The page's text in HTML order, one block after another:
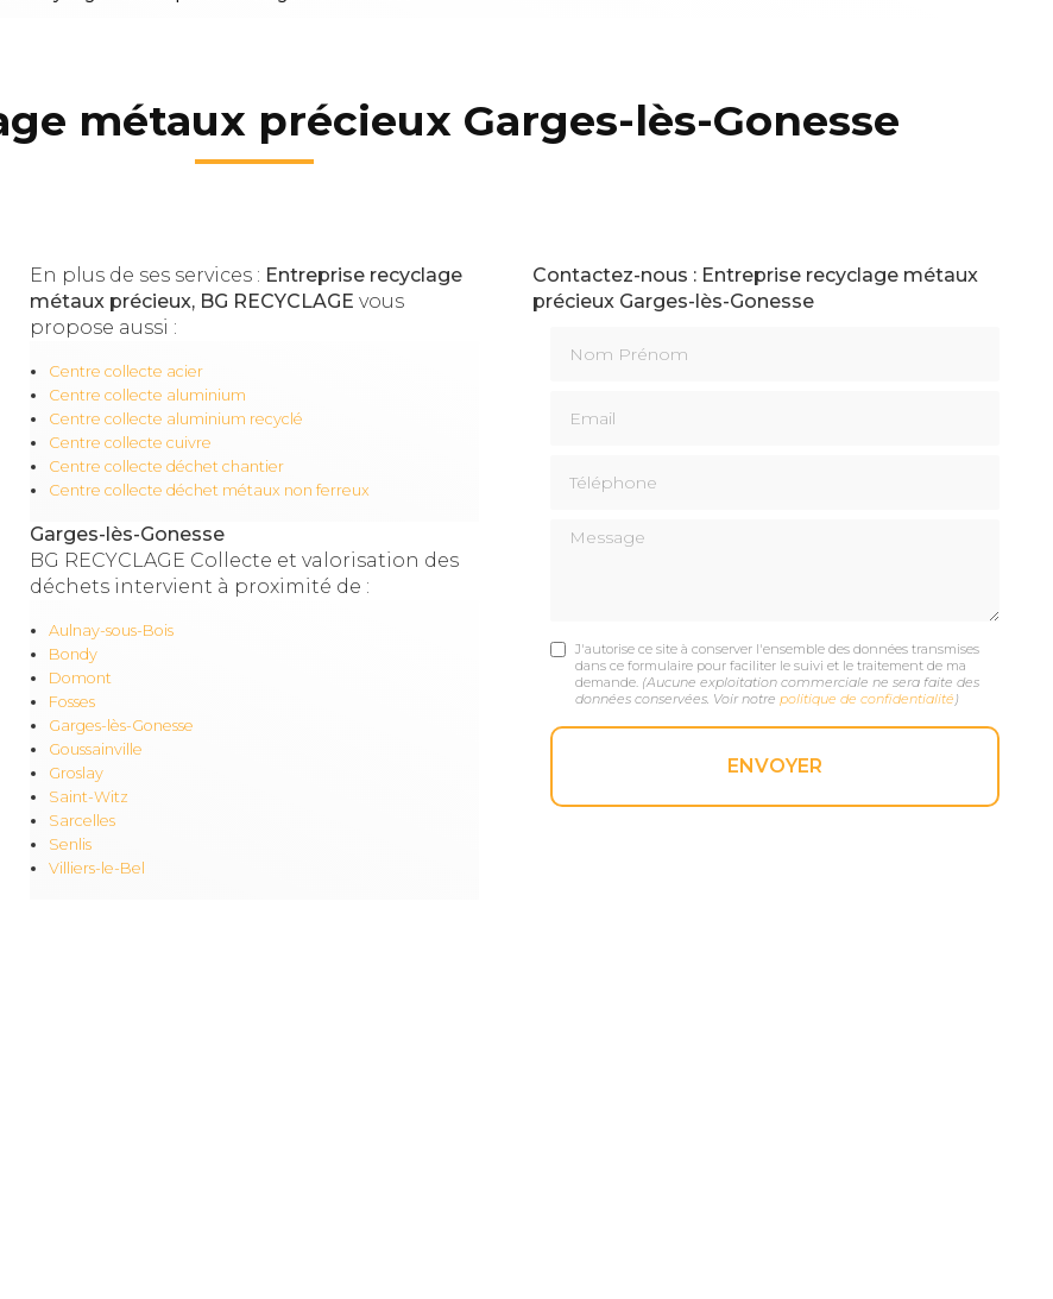
métaux précieux Garges-lès-Gonesse
En plus de ses services : Entreprise recyclage
métaux précieux, BG RECYCLAGE vous
propose aussi :
Centre collecte acier
Centre collecte aluminium
Centre collecte aluminium recyclé
Centre collecte cuivre
Centre collecte déchet chantier
Centre collecte déchet métaux non ferreux
Garges-lès-Gonesse
BG RECYCLAGE Collecte et valorisation des
déchets intervient à proximité de :
Aulnay-sous-Bois
Bondy
Domont
Fosses
Garges-lès-Gonesse
Goussainville
Groslay
Saint-Witz
Sarcelles
Senlis
Villiers-le-Bel
Contactez-nous : Entreprise recyclage métaux
précieux Garges-lès-Gonesse
Message
J'autorise ce site à conserver l'ensemble des données transmises
dans ce formulaire pour faciliter le suivi et le traitement de ma
demande. (Aucune exploitation commerciale ne sera faite des
données conservées. Voir notre politique de confidentialité )